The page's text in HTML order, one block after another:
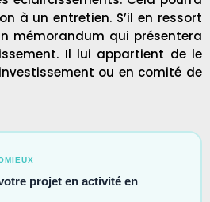
à un entretien. S’il en ressort
mémorandum qui présentera
Il lui appartient de le
ou en comité de
projet en activité en